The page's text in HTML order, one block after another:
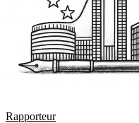
Rapporteur